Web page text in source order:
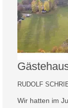
RUDOLF
Wir hatten im